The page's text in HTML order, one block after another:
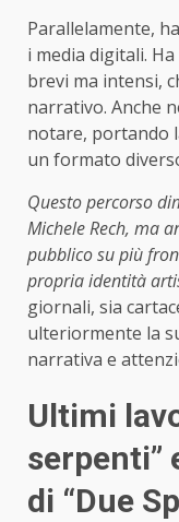
Parallelamente,
i media digitali.
brevi ma intensi,
narrativo. Anche
notare, portando
un formato
Questo percorso
Michele Rech, ma
pubblico su più
propria identità
giornali, sia
ulteriormente la
narrativa e
Ultimi
serpenti”
di “Due